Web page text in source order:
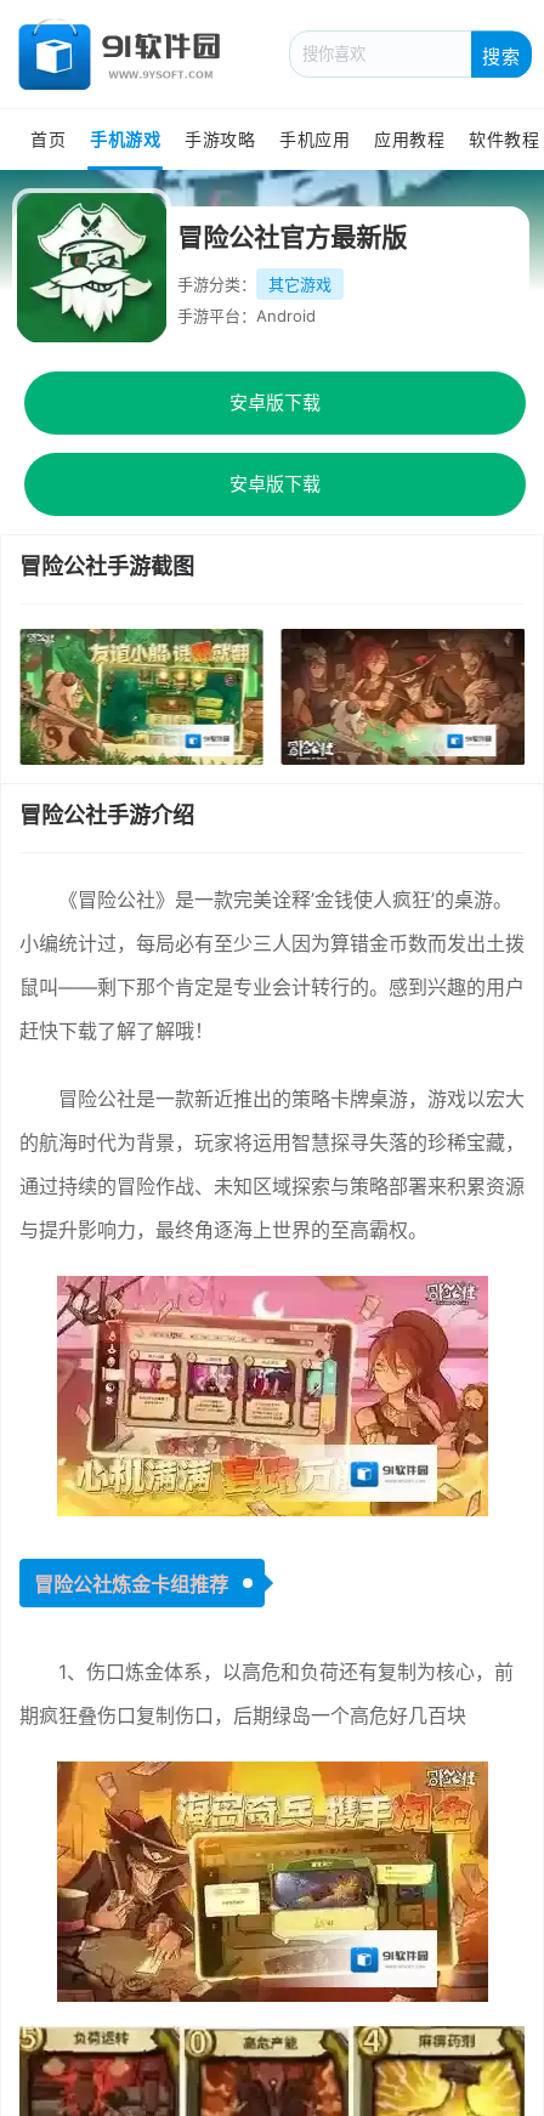
搜索
首页 手机游戏 手游攻略 手机应用 应用教程 软件教程
冒险公社官方最新版
手游分类：
其它游戏
手游平台：Android
安卓版下载
安卓版下载
冒险公社手游截图
冒险公社手游介绍
《冒险公社》是一款完美诠释’金钱使人疯狂’的桌游。
小编统计过，每局必有至少三人因为算错金币数而发出土拨
鼠叫——剩下那个肯定是专业会计转行的。感到兴趣的用户
赶快下载了解了解哦！
冒险公社是一款新近推出的策略卡牌桌游，游戏以宏大
的航海时代为背景，玩家将运用智慧探寻失落的珍稀宝藏，
通过持续的冒险作战、未知区域探索与策略部署来积累资源
与提升影响力，最终角逐海上世界的至高霸权。
冒险公社炼金卡组推荐
1、伤口炼金体系，以高危和负荷还有复制为核心，前
期疯狂叠伤口复制伤口，后期绿岛一个高危好几百块